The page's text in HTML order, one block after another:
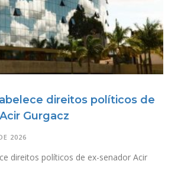
direitos políticos de
Gurgacz
2026
direitos políticos de ex-senador Acir